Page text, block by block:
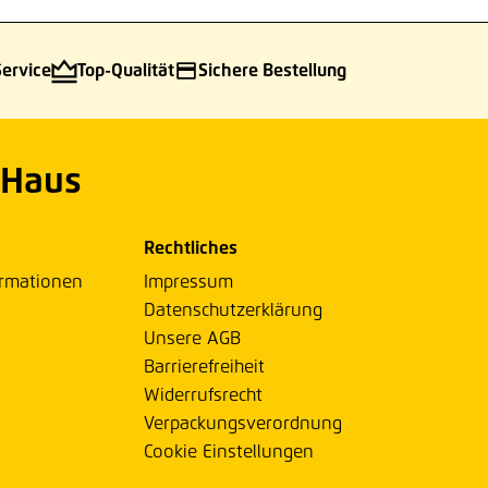
Top-Qualität Sichere Bestellung
Rechtliches
Impressum
Datenschutzerklärung
Unsere AGB
Barrierefreiheit
Widerrufsrecht
Verpackungsverordnung
Cookie Einstellungen